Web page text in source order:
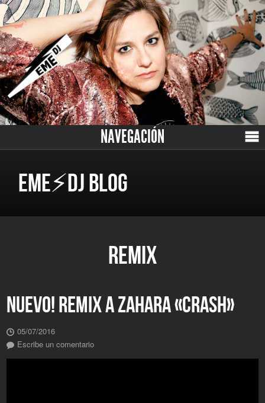
NAVEGACIÓN
EME⚡DJ BLOG
REMIX
NUEVO! REMIX A ZAHARA «CRASH»
05/07/2016
Escribe un comentario